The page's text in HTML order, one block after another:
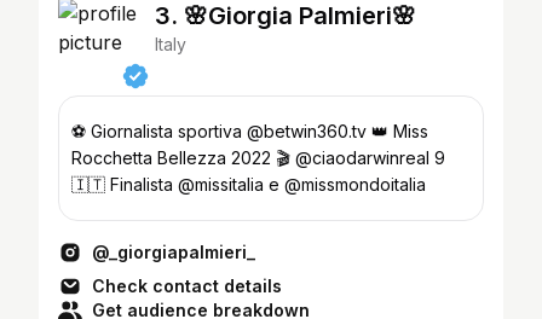
3. 🌸Giorgia Palmieri🌸
Italy
⚽️ Giornalista sportiva @betwin360.tv 👑 Miss
Rocchetta Bellezza 2022 🎬 @ciaodarwinreal 9
🇮🇹 Finalista @missitalia e @missmondoitalia
@_giorgiapalmieri_
Check contact details
Get audience breakdown